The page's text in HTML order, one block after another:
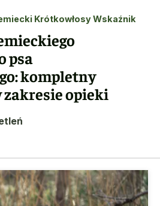
Krótkowłosy Wskaźnik
psa
kompletny
opieki